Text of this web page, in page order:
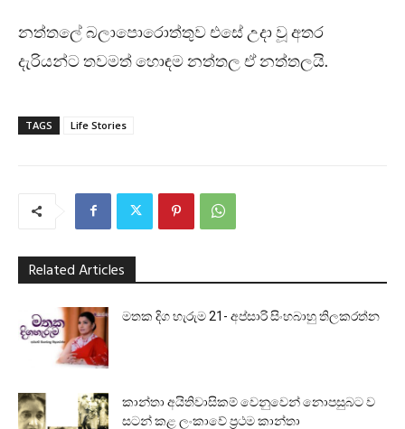
නත්තලේ බලාපොරොත්තුව එසේ උදා වූ අතර
දැරියන්ට තවමත් හොඳම නත්තල ඒ නත්තලයි.
TAGS Life Stories
Related Articles
මතක දිග හැරුම 21- අප්සාරි සිංහබාහු තිලකරත්න
කාන්තා අයිතිවාසිකම් වෙනුවෙන් නොපසුබට ව
සටන් කළ ලංකාවේ ප්‍රථම කාන්තා